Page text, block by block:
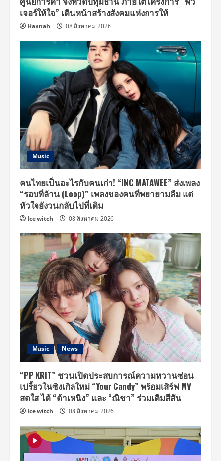
เจอร์ให้ใจ” เดินหน้าสร้างสังคมแห่งการให้
Hannah 08 สิงหาคม 2026
Music
คนไทยเป็นอะไรกับคนเก่า! “INC MATAWEE” ส่งเพลง
“รอบที่ล้าน (Loop)” เพลงของคนที่พยายามลืม แต่
หัวใจยังวนกลับไปที่เดิม
Ice witch 08 สิงหาคม 2026
Music News
“PP KRIT” ชวนเปิดประสบการณ์ความหวานซ่อน
เปรี้ยวในซิงเกิลใหม่ “Your Candy” พร้อมเสิร์ฟ MV
สดใส ได้ “ต้าเหนิง” และ “ณิชา” ร่วมเติมสีสัน
Ice witch 08 สิงหาคม 2026